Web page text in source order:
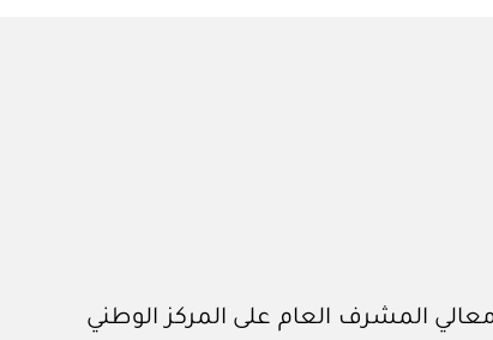
٦١٨٩٠ وتاريخ ١٨-١١-١٤٤١هـ، المشتملة على خطاب معالي المشرف العام على المركز الوطني